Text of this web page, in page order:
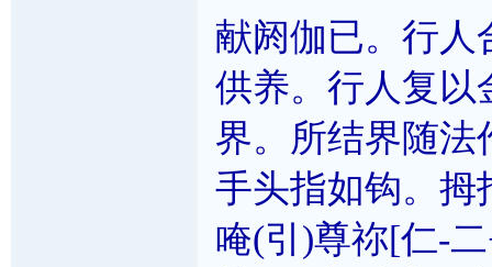
献阏伽已。行人
供养。行人复以
界。所结界随法
手头指如钩。拇
唵(引)尊祢[仁-